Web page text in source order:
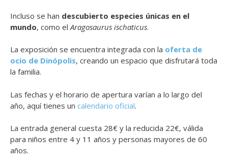
Incluso se han descubierto especies únicas en el
mundo, como el Aragosaurus ischaticus.
La exposición se encuentra integrada con la oferta de
ocio de Dinópolis, creando un espacio que disfrutará toda
la familia.
Las fechas y el horario de apertura varían a lo largo del
año, aquí tienes un calendario oficial.
La entrada general cuesta 28€ y la reducida 22€, válida
para niños entre 4 y 11 años y personas mayores de 60
años.